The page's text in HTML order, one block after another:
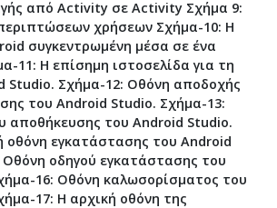
από Activity σε Activity Σχήμα 9:
χρήσεων Σχήμα-10: Η
συγκεντρωμένη μέσα σε ένα
11: Η επίσημη ιστοσελίδα για τη
Studio. Σχήμα-12: Οθόνη αποδοχής
του Android Studio. Σχήμα-13:
αποθήκευσης του Android Studio.
οθόνη εγκατάστασης του Android
οδηγού εγκατάστασης του
16: Οθόνη καλωσορίσματος του
17: Η αρχική οθόνη της